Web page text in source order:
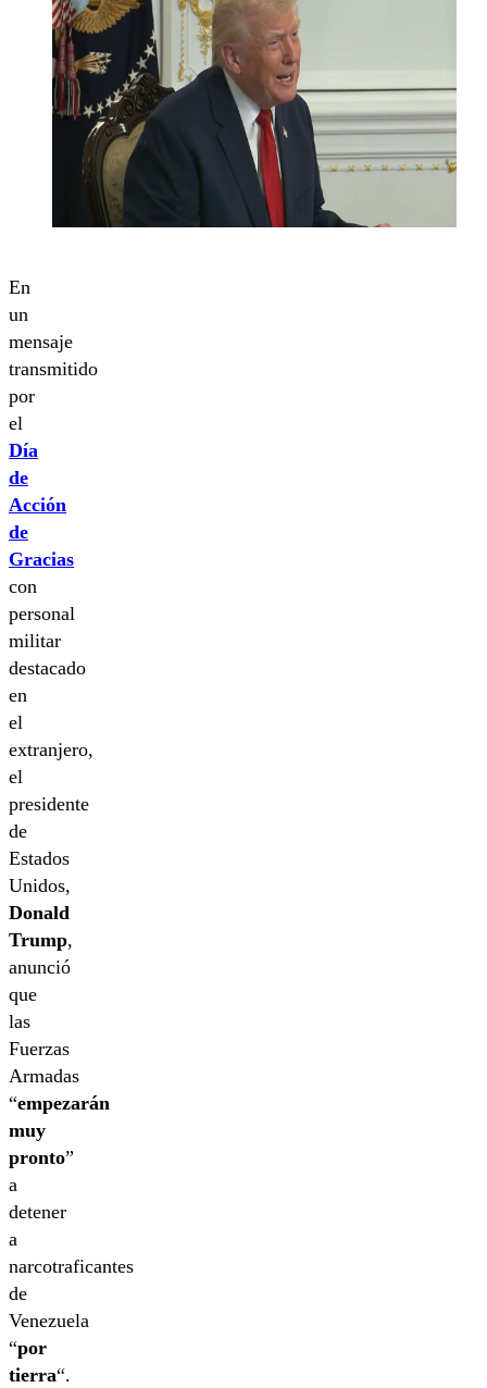
En
un
mensaje
transmitido
por
el
Día
de
Acción
de
Gracias
con
personal
militar
destacado
en
el
extranjero,
el
presidente
de
Estados
Unidos,
Donald
Trump,
anunció
que
las
Fuerzas
Armadas
“empezarán
muy
pronto”
a
detener
a
narcotraficantes
de
Venezuela
“por
tierra“.